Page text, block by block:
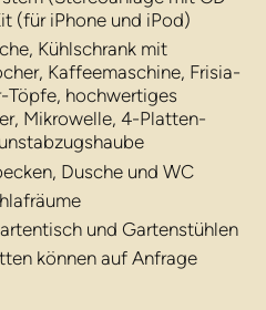
(für iPhone und iPod)
Kühlschrank mit
Kaffeemaschine, Frisia-
Töpfe, hochwertiges
Mikrowelle, 4-Platten-
Dusche und WC
und Gartenstühlen
können auf Anfrage